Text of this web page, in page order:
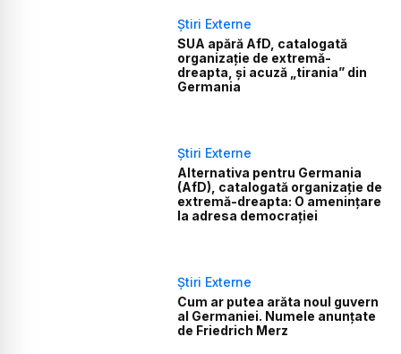
Știri Externe
SUA apără AfD, catalogată
organizație de extremă-
dreapta, și acuză „tirania” din
Germania
Știri Externe
Alternativa pentru Germania
(AfD), catalogată organizație de
extremă-dreapta: O amenințare
la adresa democrației
Știri Externe
Cum ar putea arăta noul guvern
al Germaniei. Numele anunțate
de Friedrich Merz